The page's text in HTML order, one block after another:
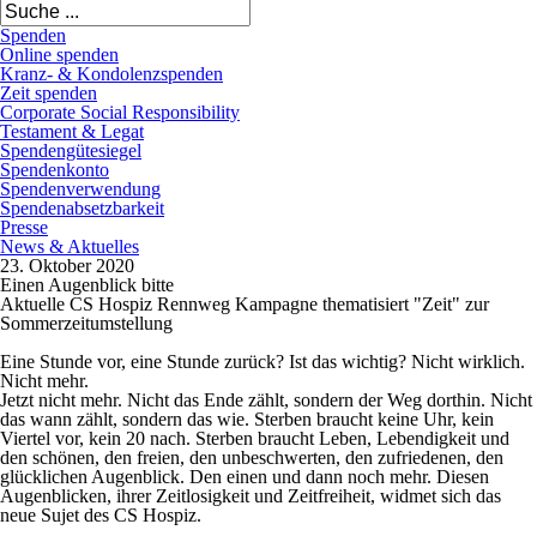
Spenden
Online spenden
Kranz- & Kondolenzspenden
Zeit spenden
Corporate Social Responsibility
Testament & Legat
Spendengütesiegel
Spendenkonto
Spendenverwendung
Spendenabsetzbarkeit
Presse
News & Aktuelles
23. Oktober 2020
Einen Augenblick bitte
Aktuelle CS Hospiz Rennweg Kampagne thematisiert "Zeit" zur
Sommerzeitumstellung
Eine Stunde vor, eine Stunde zurück? Ist das wichtig? Nicht wirklich.
Nicht mehr.
Jetzt nicht mehr. Nicht das Ende zählt, sondern der Weg dorthin. Nicht
das wann zählt, sondern das wie. Sterben braucht keine Uhr, kein
Viertel vor, kein 20 nach. Sterben braucht Leben, Lebendigkeit und
den schönen, den freien, den unbeschwerten, den zufriedenen, den
glücklichen Augenblick. Den einen und dann noch mehr. Diesen
Augenblicken, ihrer Zeitlosigkeit und Zeitfreiheit, widmet sich das
neue Sujet des CS Hospiz.